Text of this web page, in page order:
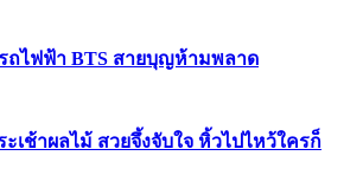
ถไฟฟ้า BTS สายบุญห้ามพลาด
เช้าผลไม้ สวยจึ้งจับใจ หิ้วไปไหว้ใครก็